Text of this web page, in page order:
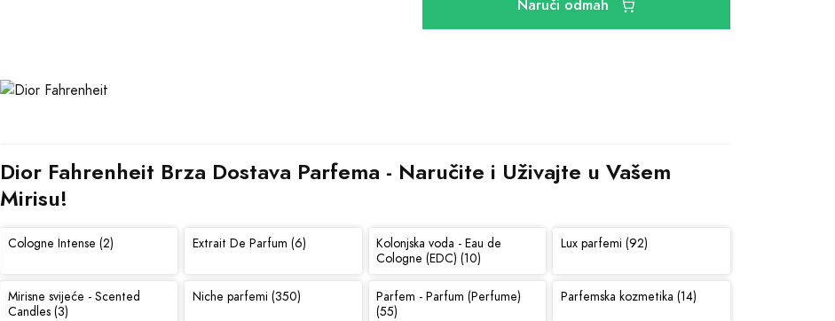
Naruči odmah
Dior Fahrenheit Brza Dostava Parfema - Naručite i Uživajte u Vašem
Mirisu!
Cologne Intense (2) Extrait De Parfum (6)
Kolonjska voda - Eau de
Cologne (EDC) (10)
Lux parfemi (92)
Mirisne svijeće - Scented
Candles (3)
Niche parfemi (350)
Parfem - Parfum (Perfume)
(55)
Parfemska kozmetika (14)